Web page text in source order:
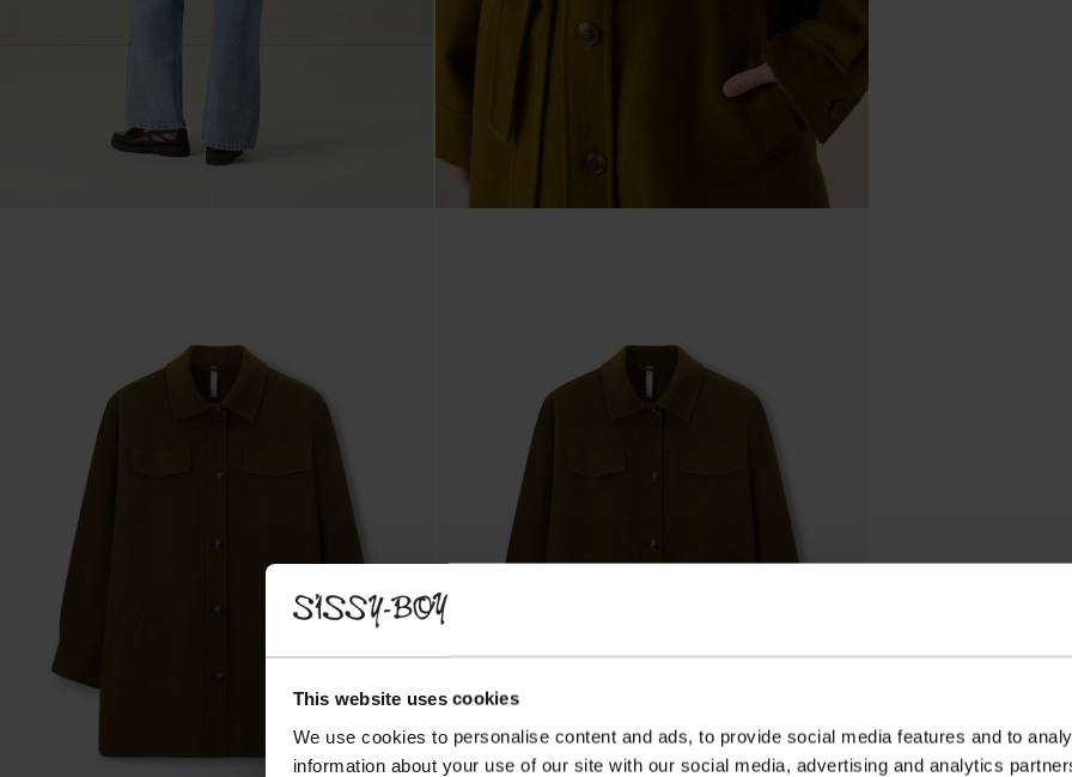
This website uses cookies
We use cookies to personalise content and ads, to provide social media features and to
information about your use of our site with our social media, advertising and analytics